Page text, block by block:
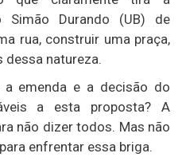
Simão Durando (UB) de
rua, construir uma praça,
dessa natureza.
emenda e a decisão do
a esta proposta? A
não dizer todos. Mas não
enfrentar essa briga.